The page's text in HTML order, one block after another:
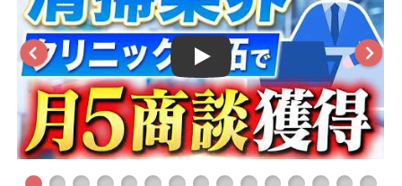
Play